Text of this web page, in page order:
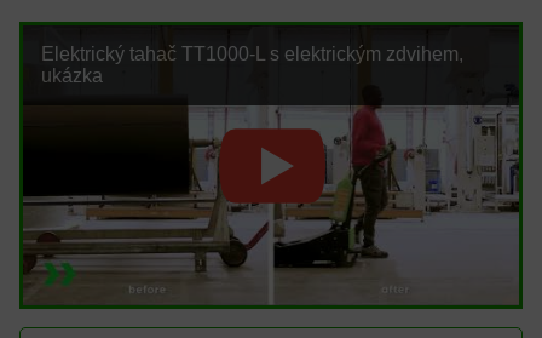
Elektrický tahač TT1000-L s elektrickým zdvihem,
ukázka